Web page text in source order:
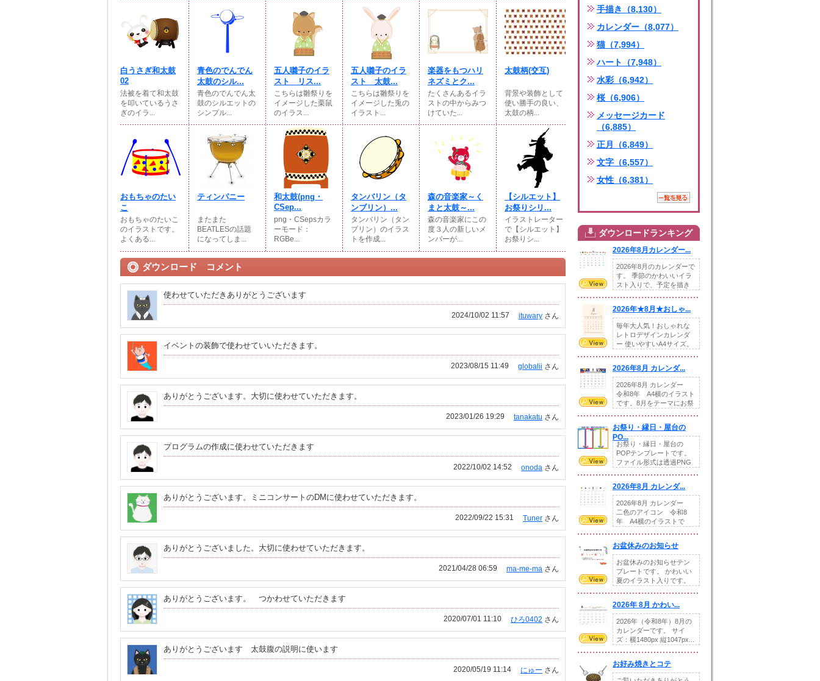
白うさぎ和太鼓
02
法被を着て和太鼓
を叩いているうさ
ぎのイラ...
青色のでんでん
太鼓のシル...
青色のでんでん太
鼓のシルエットの
シンプル...
五人囃子のイラ
スト リス...
こちらは雛祭りを
イメージした栗鼠
のイラス...
五人囃子のイラ
スト 太鼓...
こちらは雛祭りを
イメージした兎の
イラスト...
楽器をもつハリ
ネズミとク...
たくさんあるイラ
ストの中からみつ
けていた...
太鼓柄(交互)
背景や装飾として
使い勝手の良い、
太鼓の柄...
おもちゃのたい
こ
おもちゃのたいこ
のイラストです。
よくある...
ティンパニー
またまた
BEATLESの話題
になってしま...
和太鼓(png・
CSep...
png・CSepsカラ
ーモード：
RGBe...
タンバリン（タ
ンブリン）...
タンバリン（タン
ブリン）のイラス
トを作成...
森の音楽家～く
まと太鼓～...
森の音楽家にこの
度３人の新しいメ
ンバーが...
【シルエット】
お祭りシリ...
イラストレーター
で【シルエット】
お祭りシ...
ダウンロード コメント
使わせていただきありがとうございます
ituwary さん
2024/10/02 11:57
イベントの装飾で使わせていいただきます。
globalii さん
2023/08/15 11:49
ありがとうございます。大切に使わせていただきます。
tanakatu さん
2023/01/26 19:29
プログラムの作成に使わせていただきます
onoda さん
2022/10/02 14:52
ありがとうございます。ミニコンサートのDMに使わせていただきます。
Tuner さん
2022/09/22 15:31
ありがとうございました。大切に使わせていただきます。
ma-me-ma さん
2021/04/28 06:59
ありがとうございます。 つかわせていただきます
ひろ0402 さん
2020/07/01 11:10
ありがとうございます 太鼓腹の説明に使います
にゅー さん
2020/05/19 11:14
手描き（8,130）
カレンダー（8,077）
猫（7,994）
ハート（7,948）
水彩（6,942）
桜（6,906）
メッセージカード
（6,885）
正月（6,849）
文字（6,557）
女性（6,381）
ダウンロードランキング
2026年8月カレンダー...
2026年8月のカレンダーで
す。 季節のかわいいイラ
スト入りで、予定を描き
2026年★8月★おしゃ...
毎年大人気！おしゃれな
レトロデザインカレンダ
ー 使いやすいA4サイズ。
2026年8月 カレンダ...
2026年8月 カレンダー
令和8年 A4横のイラスト
です。8月をテーマにお祭
お祭り・縁日・屋台の
PO...
お祭り・縁日・屋台の
POPテンプレートです。
ファイル形式は透過PNG
2026年8月 カレンダ...
2026年8月 カレンダー
二色のアイコン 令和8
年 A4横のイラストで
お盆休みのお知らせ
お盆休みのお知らせテン
プレートです。 かわいい
夏のイラスト入りです。
2026年 8月 かわい...
2026年（令和8年）8月の
カレンダーです。 サイ
ズ：横1480px 縦1047px...
お好み焼きとコテ